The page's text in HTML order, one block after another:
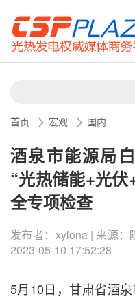
首页 宏观 国内
酒泉市能源局
“光热储能+光
全专项检查
发布者：xylona | 来源：
2023-05-10 17:52:28
5月10日，甘肃省酒